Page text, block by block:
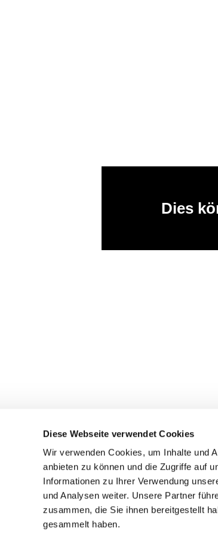
Diese Webseite verwendet Cookies
Wir verwenden Cookies, um Inhalte und
anbieten zu können und die Zugriffe auf
Informationen zu Ihrer Verwendung
und Analysen weiter. Unsere Partner
zusammen, die Sie ihnen bereitgestellt
gesammelt haben.
Dies